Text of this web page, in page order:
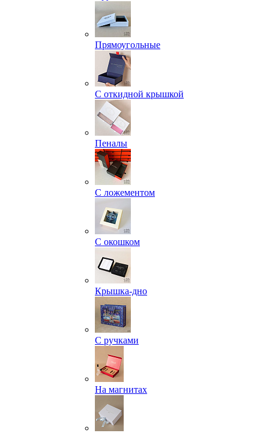
Прямоугольные
С откидной крышкой
Пеналы
С ложементом
С окошком
Крышка-дно
С ручками
На магнитах